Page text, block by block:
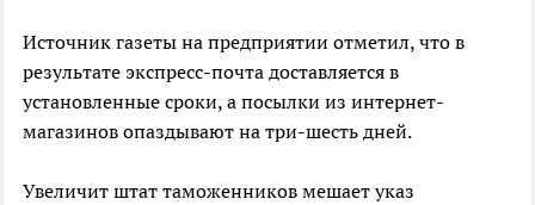
Источник газеты на предприятии отметил, что в
результате экспресс-почта доставляется в
установленные сроки, а посылки из интернет-
магазинов опаздывают на три-шесть дней.
Увеличит штат таможенников мешает указ